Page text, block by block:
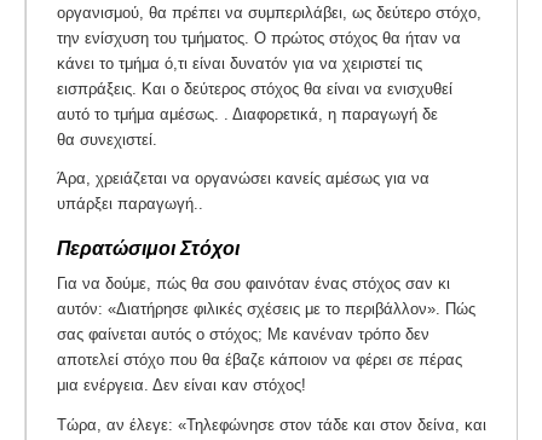
οργανισμού, θα πρέπει να συμπεριλάβει, ως δεύτερο στόχο,
την ενίσχυση του τμήματος. Ο πρώτος στόχος θα ήταν να
κάνει το τμήμα ό,τι είναι δυνατόν για να χειριστεί τις
εισπράξεις. Και ο δεύτερος στόχος θα είναι να ενισχυθεί
αυτό το τμήμα αμέσως. . Διαφορετικά, η παραγωγή δε
θα συνεχιστεί.
Άρα, χρειάζεται να οργανώσει κανείς αμέσως για να
υπάρξει παραγωγή..
Περατώσιμοι Στόχοι
Για να δούμε, πώς θα σου φαινόταν ένας στόχος σαν κι
αυτόν: «Διατήρησε φιλικές σχέσεις με το περιβάλλον». Πώς
σας φαίνεται αυτός ο στόχος; Με κανέναν τρόπο δεν
αποτελεί στόχο που θα έβαζε κάποιον να φέρει σε πέρας
μια ενέργεια. Δεν είναι καν στόχος!
Τώρα, αν έλεγε: «Τηλεφώνησε στον τάδε και στον δείνα, και